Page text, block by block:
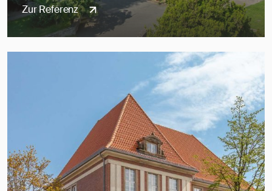
Zur Referenz